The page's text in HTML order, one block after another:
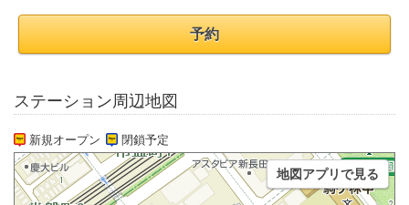
予約
ステーション周辺地図
新規オープン 閉鎖予定
地図アプリで見る